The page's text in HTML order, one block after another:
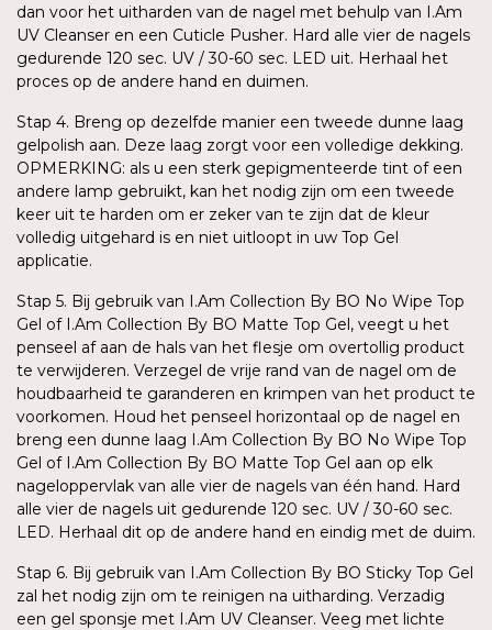
dan voor het uitharden van de nagel met behulp van I.Am
UV Cleanser en een Cuticle Pusher. Hard alle vier de nagels
gedurende 120 sec. UV / 30-60 sec. LED uit. Herhaal het
proces op de andere hand en duimen.
Stap 4. Breng op dezelfde manier een tweede dunne laag
gelpolish aan. Deze laag zorgt voor een volledige dekking.
OPMERKING: als u een sterk gepigmenteerde tint of een
andere lamp gebruikt, kan het nodig zijn om een tweede
keer uit te harden om er zeker van te zijn dat de kleur
volledig uitgehard is en niet uitloopt in uw Top Gel
applicatie.
Stap 5. Bij gebruik van I.Am Collection By BO No Wipe Top
Gel of I.Am Collection By BO Matte Top Gel, veegt u het
penseel af aan de hals van het flesje om overtollig product
te verwijderen. Verzegel de vrije rand van de nagel om de
houdbaarheid te garanderen en krimpen van het product te
voorkomen. Houd het penseel horizontaal op de nagel en
breng een dunne laag I.Am Collection By BO No Wipe Top
Gel of I.Am Collection By BO Matte Top Gel aan op elk
nageloppervlak van alle vier de nagels van één hand. Hard
alle vier de nagels uit gedurende 120 sec. UV / 30-60 sec.
LED. Herhaal dit op de andere hand en eindig met de duim.
Stap 6. Bij gebruik van I.Am Collection By BO Sticky Top Gel
zal het nodig zijn om te reinigen na uitharding. Verzadig
een gel sponsje met I.Am UV Cleanser. Veeg met lichte